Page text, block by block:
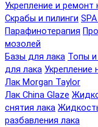
Укрепление и ремонт
Скрабы и пилинги
Парафинотерапия
мозолей
Базы для лака Топы
для лака Укрепление
Лак Morgan Taylor
Лак China Glaze
снятия лака
разбавления лака